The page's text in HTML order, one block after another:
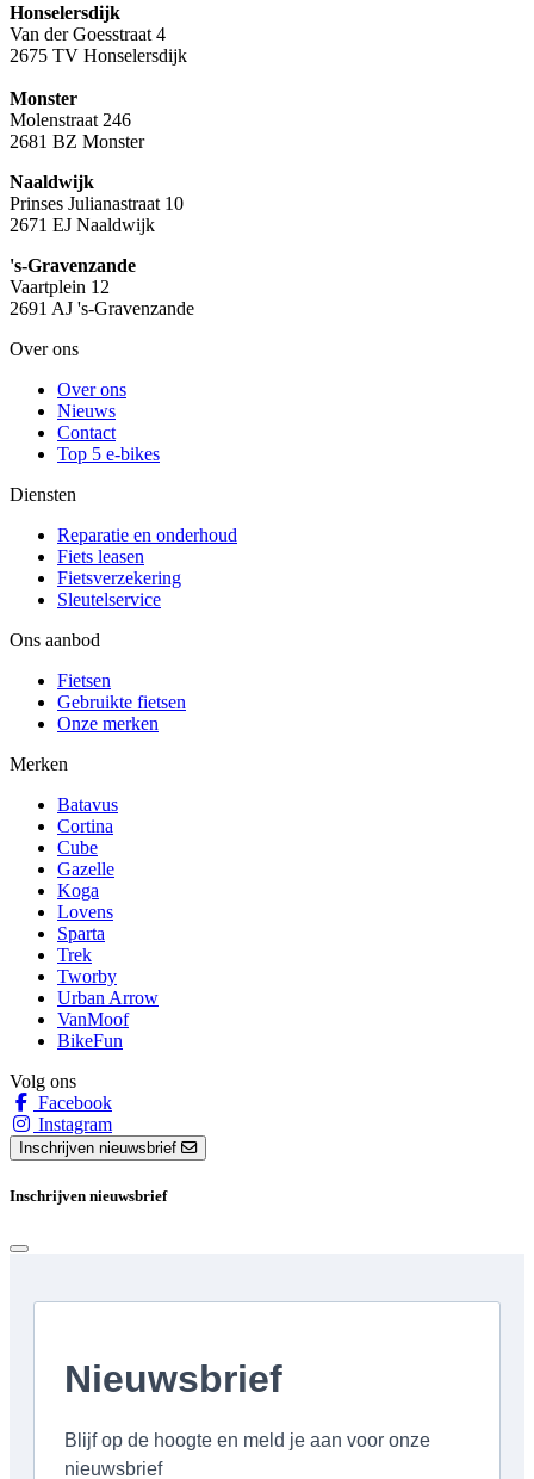
Honselersdijk
Van der Goesstraat 4
2675 TV Honselersdijk
Monster
Molenstraat 246
2681 BZ Monster
Naaldwijk
Prinses Julianastraat 10
2671 EJ Naaldwijk
's-Gravenzande
Vaartplein 12
2691 AJ 's-Gravenzande
Over ons
Over ons
Nieuws
Contact
Top 5 e-bikes
Diensten
Reparatie en onderhoud
Fiets leasen
Fietsverzekering
Sleutelservice
Ons aanbod
Fietsen
Gebruikte fietsen
Onze merken
Merken
Batavus
Cortina
Cube
Gazelle
Koga
Lovens
Sparta
Trek
Tworby
Urban Arrow
VanMoof
BikeFun
Volg ons
Facebook
Instagram
Inschrijven nieuwsbrief
Inschrijven nieuwsbrief